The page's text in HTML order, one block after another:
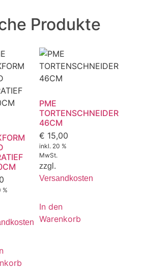
Produkte
%
PME
TORTENSCHNEIDER
46CM
€ 15,00
inkl. 20 %
MwSt.
zzgl.
Versandkosten
In den
Warenkorb